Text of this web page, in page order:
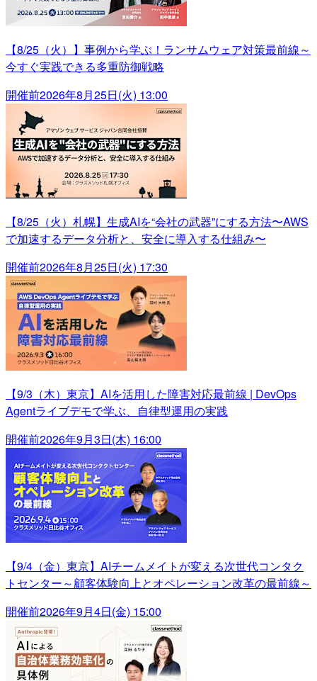
【8/25（火）】事例から学ぶ！ランサムウェア対策最前線～
今すぐ実践できる多重防御戦略
開催前2026年8月25日(火) 13:00
【8/25（火）札幌】生成AIを“会社の武器”にする方法〜AWS
で加速するデータ分析と、安全に導入する仕組み〜
開催前2026年8月25日(火) 17:30
【9/3（木）東京】AIを活用した障害対応最前線 | DevOps
Agentライブデモで学ぶ、自律型運用の実践
開催前2026年9月3日(木) 16:00
【9/4（金）東京】AIチームメイトが変える次世代コンタク
トセンター～顧客体験向上とオペレーション改革の最前線～
開催前2026年9月4日(金) 15:00